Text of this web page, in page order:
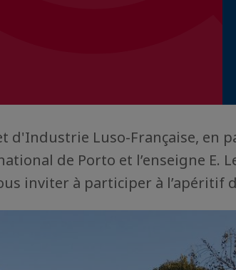
d'Industrie Luso-Française, en
de Porto et l’enseigne E.
inviter à participer à l’apéritif